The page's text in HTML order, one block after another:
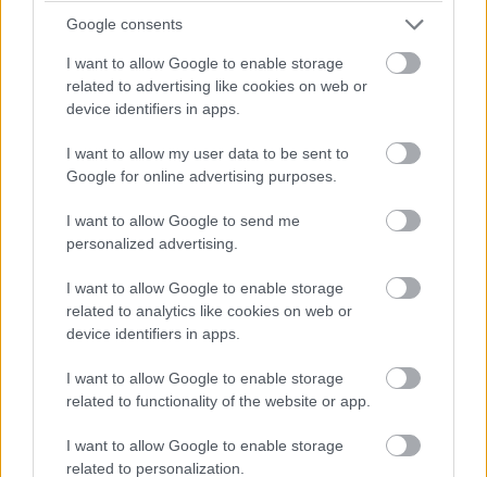
Google consents
I want to allow Google to enable storage
related to advertising like cookies on web or
device identifiers in apps.
I want to allow my user data to be sent to
Google for online advertising purposes.
I want to allow Google to send me
personalized advertising.
I want to allow Google to enable storage
related to analytics like cookies on web or
device identifiers in apps.
I want to allow Google to enable storage
related to functionality of the website or app.
I want to allow Google to enable storage
related to personalization.
Köszöntünk minden kedves olvasót! Szűk negyedóra múlva
kezdődik az F1-es Kanadai Nagydíj első szabadedzése
Hallgasd meg a Formula Podcast
legfrissebb adását!
Kövess minket a Facebookon